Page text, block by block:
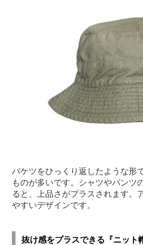
バケツをひっくり返したような形
ものが多いです。シャツやパンツ
ると、上品さがプラスされます。
やすいデザインです。
抜け感をプラスできる『ニット